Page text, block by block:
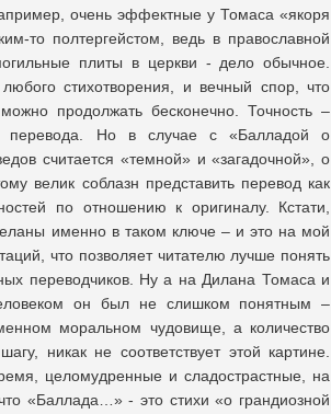
очень эффектные у Томаса «якоря
то полтергейстом, ведь в православной
плиты в церкви - дело обычное.
стихотворения, и вечный спор, что
продолжать бесконечно. Точность –
перевода. Но в случае с «Балладой о
считается «темной» и «загадочной», о
велик соблазн представить перевод как
по отношению к оригиналу. Кстати,
именно в таком ключе – и это на мой
что позволяет читателю лучше понять
переводчиков. Ну а на Дилана Томаса и
он был не слишком понятным –
моральном чудовище, а количество
никак не соответствует этой картине.
целомудренные и сладострастные, на
«Баллада…» - это стихи «о грандиозной